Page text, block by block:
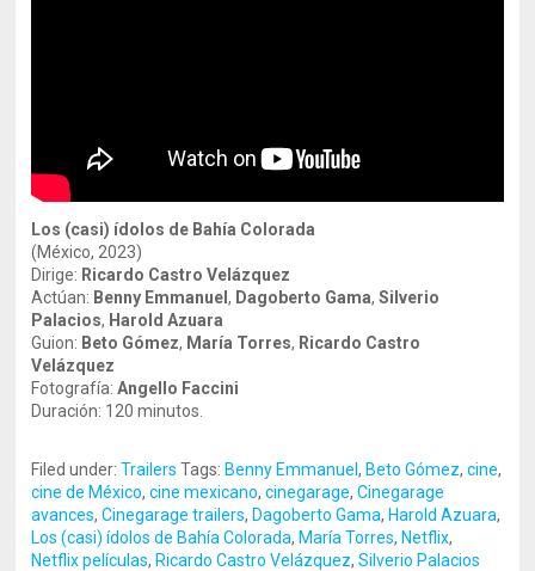
Los (casi) ídolos de Bahía Colorada
(México, 2023)
Dirige: Ricardo Castro Velázquez
Actúan: Benny Emmanuel, Dagoberto Gama,Silverio
Palacios, Harold Azuara
Guion: Beto Gómez, María Torres, Ricardo Castro
Velázquez
Fotografía:Angello Faccini
Duración: 120 minutos.
Filed under:Trailers Tags: Benny Emmanuel, Beto Gómez,cine,
cine de México,cine mexicano,cinegarage,Cinegarage
avances,Cinegarage trailers, Dagoberto Gama, Harold Azuara,
Los (casi) ídolos de Bahía Colorada, María Torres, Netflix,
Netflix películas, Ricardo Castro Velázquez,Silverio Palacios